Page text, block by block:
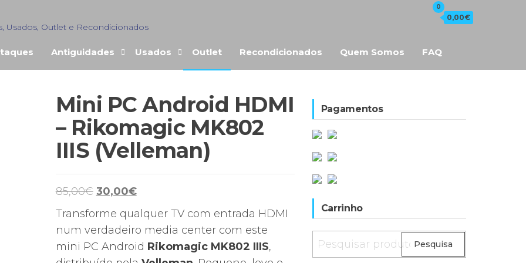
Usados, Outlet e Recondicionados
0
0,00€
Antiguidades Usados Outlet Recondicionados Quem Somos FAQ
Mini PC Android HDMI
– Rikomagic MK802
IIIS (Velleman)
85,00€ O
original
era:
85,00€.
30,00€O
preço
atual
é:
30,00€.
Transforme qualquer TV com entrada HDMI
num verdadeiro media center com este
mini PC Android Rikomagic MK802 IIIS,
Pagamentos
Carrinho
Pesquisar
por:
Pesquisa